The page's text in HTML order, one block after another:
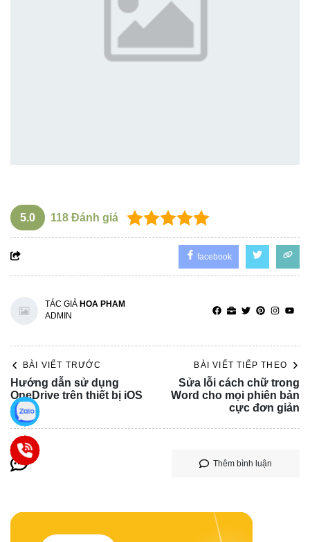
5.0 118 Đánh giá
facebook
TÁC GIẢ HOA PHAM
ADMIN
BÀI VIẾT TRƯỚC
Hướng dẫn sử dụng
OneDrive trên thiết bị iOS
BÀI VIẾT TIẾP THEO
Sửa lỗi cách chữ trong
Word cho mọi phiên bản
cực đơn giản
Thêm bình luận